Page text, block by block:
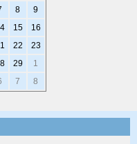
8
9
15
16
22
23
29
1
7 8